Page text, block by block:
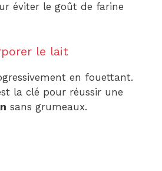
éviter le goût de farine
le lait
en fouettant.
la clé pour réussir une
sans grumeaux.